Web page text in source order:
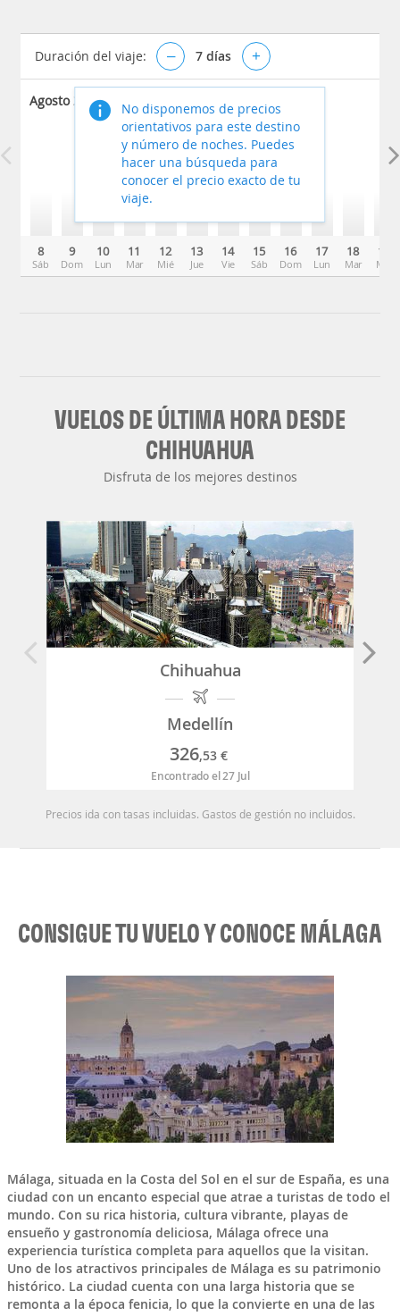
Duración del viaje: – 7 días +
Agosto 2026
8
Sáb
9
Dom
10
Lun
11
Mar
12
Mié
13
Jue
14
Vie
15
Sáb
16
Dom
17
Lun
18
Mar
19
Mié
No disponemos de precios
orientativos para este destino
y número de noches. Puedes
hacer una búsqueda para
conocer el precio exacto de tu
viaje.
VUELOS DE ÚLTIMA HORA DESDE
CHIHUAHUA
Disfruta de los mejores destinos
Chihuahua
Medellín
326,53 €
Encontrado el 27 Jul
Precios ida con tasas incluidas. Gastos de gestión no incluidos.
CONSIGUE TU VUELO Y CONOCE MÁLAGA
Málaga, situada en la Costa del Sol en el sur de España, es una
ciudad con un encanto especial que atrae a turistas de todo el
mundo. Con su rica historia, cultura vibrante, playas de
ensueño y gastronomía deliciosa, Málaga ofrece una
experiencia turística completa para aquellos que la visitan.
Uno de los atractivos principales de Málaga es su patrimonio
histórico. La ciudad cuenta con una larga historia que se
remonta a la época fenicia, lo que la convierte en una de las